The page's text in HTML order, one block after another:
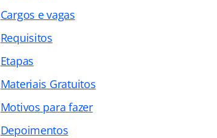
Cargos e vagas
Requisitos
Etapas
Materiais Gratuitos
Motivos para fazer
Depoimentos